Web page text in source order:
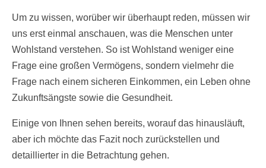
Um zu wissen, worüber wir überhaupt reden, müssen wir
uns erst einmal anschauen, was die Menschen unter
Wohlstand verstehen. So ist Wohlstand weniger eine
Frage eine großen Vermögens, sondern vielmehr die
Frage nach einem sicheren Einkommen, ein Leben ohne
Zukunftsängste sowie die Gesundheit.
Einige von Ihnen sehen bereits, worauf das hinausläuft,
aber ich möchte das Fazit noch zurückstellen und
detaillierter in die Betrachtung gehen.